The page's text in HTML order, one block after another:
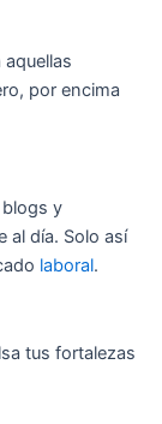
por encima
y
al día. Solo así
laboral.
tus fortalezas